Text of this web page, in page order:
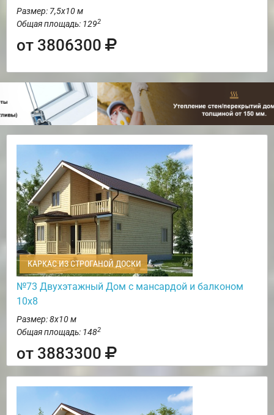
Размер: 7,5х10 м
Общая площадь: 1292
от 3806300
КАРКАС ИЗ СТРОГАНОЙ ДОСКИ
№73 Двухэтажный Дом с мансардой и балконом
10х8
Размер: 8х10 м
Общая площадь: 1482
от 3883300